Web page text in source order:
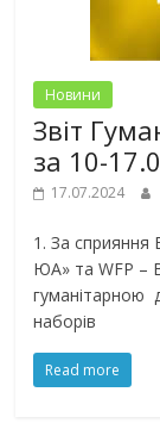
Новини
Звіт
за 10-
17.07.2024
1. За сприяння
ЮА» та WFP –
гуманітарною
наборів
Read more